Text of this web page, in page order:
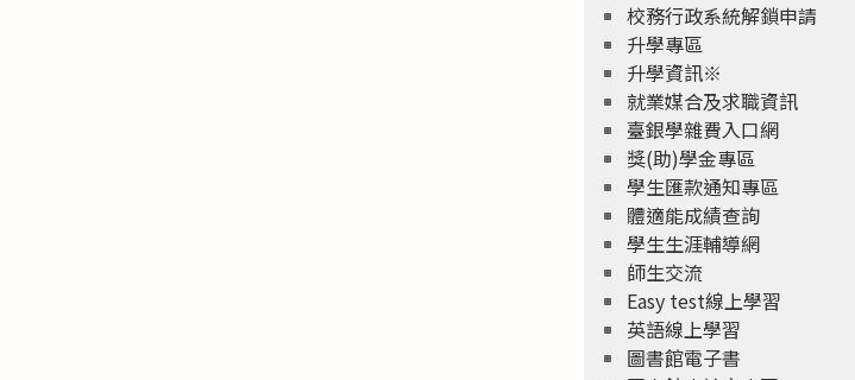
校務行政系統解鎖申請
升學專區
升學資訊※
就業媒合及求職資訊
臺銀學雜費入口網
獎(助)學金專區
學生匯款通知專區
體適能成績查詢
學生生涯輔導網
師生交流
Easy test線上學習
英語線上學習
圖書館電子書